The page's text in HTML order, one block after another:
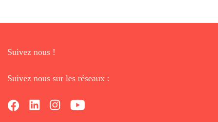
Suivez nous !
Suivez nous sur les réseaux :